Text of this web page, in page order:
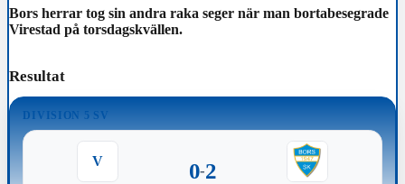
Bors herrar tog sin andra raka seger när man bortabesegrade
Virestad på torsdagskvällen.
Resultat
DIVISION 5 SV
V 0-2